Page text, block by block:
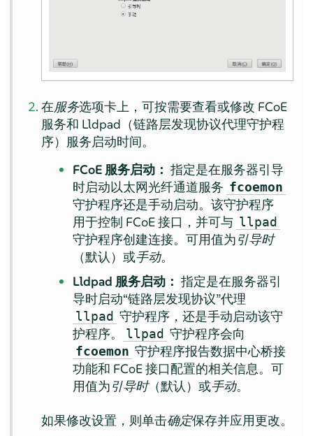
在服务选项卡上，可按需要查看或修改 FCoE
服务和 Lldpad（链路层发现协议代理守护程
序）服务启动时间。
FCoE 服务启动： 指定是在服务器引导
时启动以太网光纤通道服务 fcoemon
守护程序还是手动启动。该守护程序
用于控制 FCoE 接口，并可与 llpad
守护程序创建连接。可用值为引导时
（默认）或手动。
Lldpad 服务启动： 指定是在服务器引
导时启动“链路层发现协议”代理
llpad 守护程序，还是手动启动该守
护程序。
llpad 守护程序会向
fcoemon 守护程序报告数据中心桥接
功能和 FCoE 接口配置的相关信息。可
用值为引导时（默认）或手动。
如果修改设置，则单击确定保存并应用更改。